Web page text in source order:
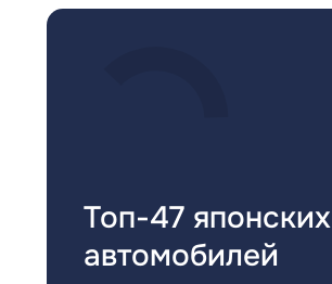
Топ-47 японских
автомобилей